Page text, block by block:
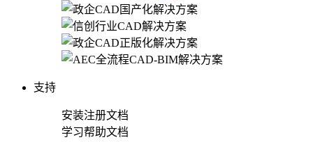
支持
安装注册文档
学习帮助文档